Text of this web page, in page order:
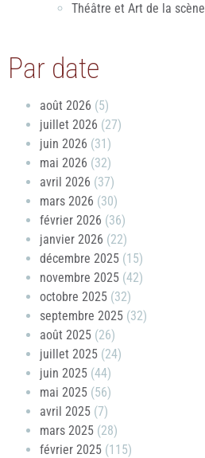
Théâtre et Art de la scène
Par date
août 2026 (5)
juillet 2026 (27)
juin 2026 (31)
mai 2026 (32)
avril 2026 (37)
mars 2026 (30)
février 2026 (36)
janvier 2026 (22)
décembre 2025 (15)
novembre 2025 (42)
octobre 2025 (32)
septembre 2025 (32)
août 2025 (26)
juillet 2025 (24)
juin 2025 (44)
mai 2025 (56)
avril 2025 (7)
mars 2025 (28)
février 2025 (115)